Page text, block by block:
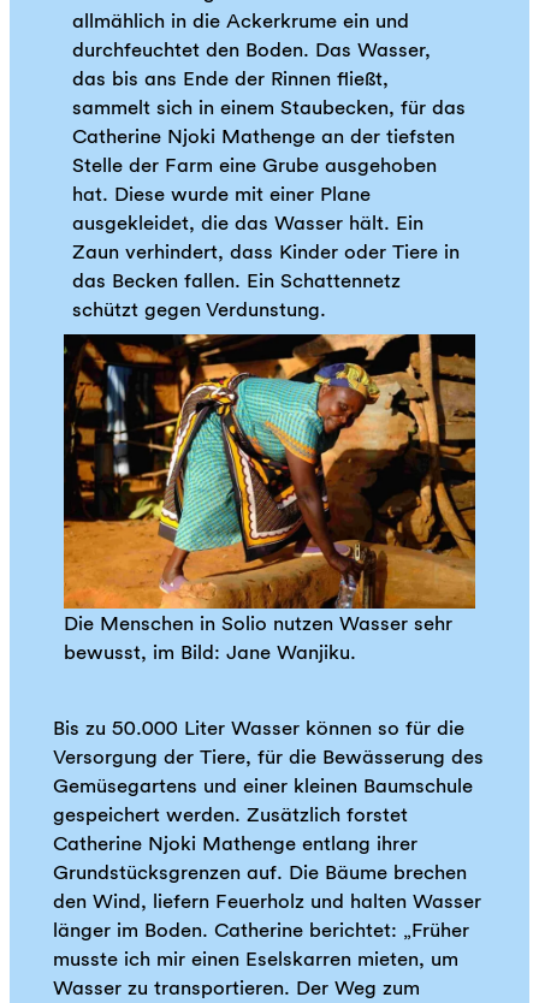
allmählich in die Ackerkrume ein und
durchfeuchtet den Boden. Das Wasser,
das bis ans Ende der Rinnen fließt,
sammelt sich in einem Staubecken, für das
Catherine Njoki Mathenge an der tiefsten
Stelle der Farm eine Grube ausgehoben
hat. Diese wurde mit einer Plane
ausgekleidet, die das Wasser hält. Ein
Zaun verhindert, dass Kinder oder Tiere in
das Becken fallen. Ein Schattennetz
schützt gegen Verdunstung.
Die Menschen in Solio nutzen Wasser sehr
bewusst, im Bild: Jane Wanjiku.
Bis zu 50.000 Liter Wasser können so für die
Versorgung der Tiere, für die Bewässerung des
Gemüsegartens und einer kleinen Baumschule
gespeichert werden. Zusätzlich forstet
Catherine Njoki Mathenge entlang ihrer
Grundstücksgrenzen auf. Die Bäume brechen
den Wind, liefern Feuerholz und halten Wasser
länger im Boden. Catherine berichtet: „Früher
musste ich mir einen Eselskarren mieten, um
Wasser zu transportieren. Der Weg zum